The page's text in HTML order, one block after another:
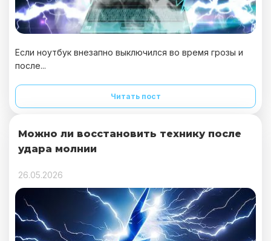
Если ноутбук внезапно выключился во время грозы и
после...
Читать пост
Можно ли восстановить технику после
удара молнии
26.05.2026